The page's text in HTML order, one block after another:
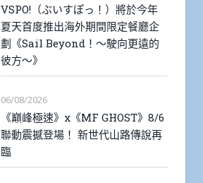
VSPO!（ぶいすぽっ！）將於今年
夏天首度推出海外期間限定餐廳企
劃《Sail Beyond！～駛向更遠的
彼方～》
06/08/2026
《巔峰極速》x《MF GHOST》8/6
聯動震撼登場！ 新世代山路傳說再
臨